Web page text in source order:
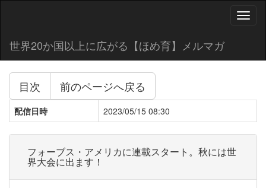
世界20か国以上に広がる【ほめ育】メルマガ
目次 前のページへ戻る
配信日時 2023/05/15 08:30
フォーブス・アメリカに連載スタート。秋には世
界大会に出ます！